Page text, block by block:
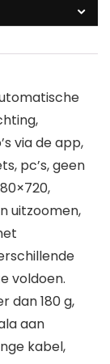
via de app,
pc’s, geen
uitzoomen,
voldoen.
dan 180 g,
aan
kabel,